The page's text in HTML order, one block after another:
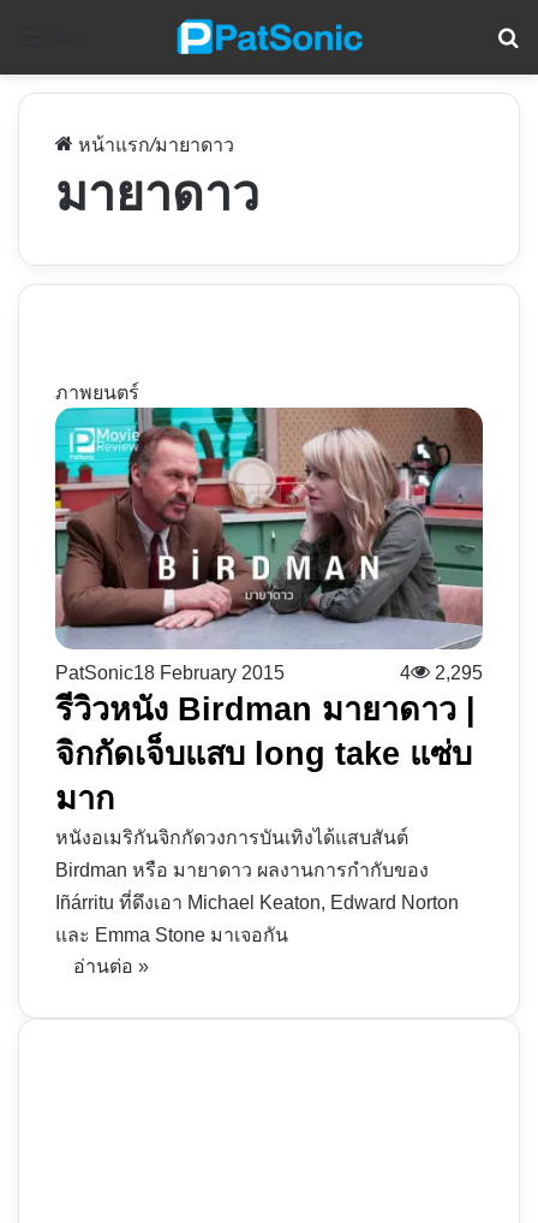
หน้าแรก/มายาดาว
มายาดาว
ภาพยนตร์
PatSonic18 February 2015 4 2,295
รีวิวหนัง Birdman มายาดาว |
จิกกัดเจ็บแสบ long take แซ่บ
มาก
หนังอเมริกันจิกกัดวงการบันเทิงได้แสบสันต์
Birdman หรือ มายาดาว ผลงานการกำกับของ
Iñárritu ที่ดึงเอา Michael Keaton, Edward Norton
และ Emma Stone มาเจอกัน
อ่านต่อ »